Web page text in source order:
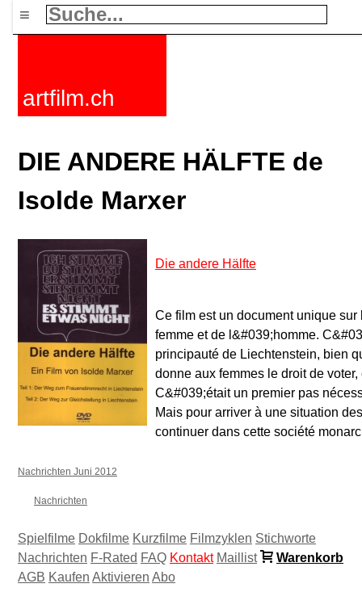
≡
artfilm.ch
DIE ANDERE HÄLFTE de
Isolde Marxer
Die andere Hälfte
Ce film est un document unique
femme et de l&#039;homme.
principauté de Liechtenstein, bien
donne aux femmes le droit de
C&#039;était un premier pas
Mais pour arriver à une situation
continuer dans cette société
Nachrichten Juni 2012
Nachrichten
Spielfilme Dokfilme Kurzfilme Filmzyklen Stichworte
Nachrichten F-Rated FAQ Kontakt Maillist
Warenkorb
AGB Kaufen Aktivieren Abo